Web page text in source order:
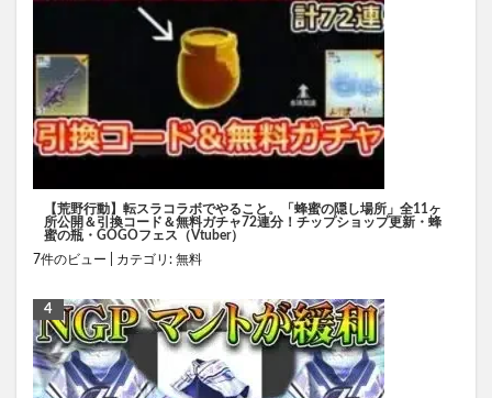
【荒野行動】転スラコラボでやること。「蜂蜜の隠し場所」全11ヶ
所公開＆引換コード＆無料ガチャ72連分！チップショップ更新・蜂
蜜の瓶・GOGOフェス（Vtuber）
7件のビュー
カテゴリ: 無料